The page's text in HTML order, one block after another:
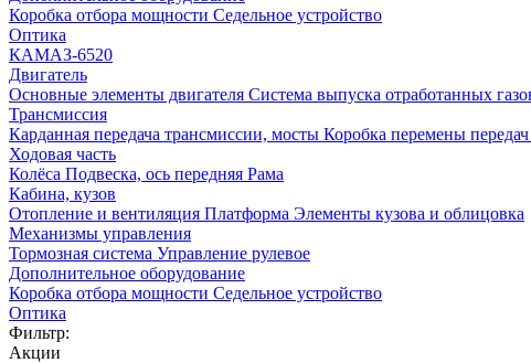
Коробка отбора мощности Седельное устройство
Оптика
КАМАЗ-6520
Двигатель
Основные элементы двигателя Система выпуска отработанных
Трансмиссия
Карданная передача трансмиссии, мосты Коробка перемены передач
Ходовая часть
Колёса Подвеска, ось передняя Рама
Кабина, кузов
Отопление и вентиляция Платформа Элементы кузова и облицовка
Механизмы управления
Тормозная система Управление рулевое
Дополнительное оборудование
Коробка отбора мощности Седельное устройство
Оптика
Фильтр:
Акции